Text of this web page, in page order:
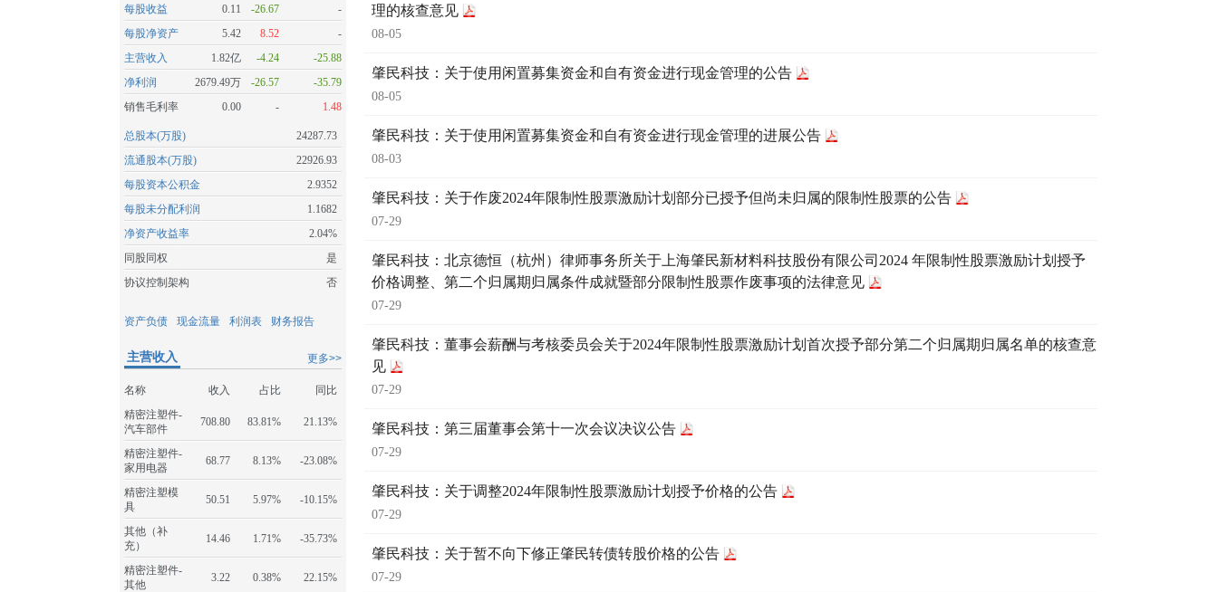
每股收益
0.11 -26.67
-
每股净资产
5.42 8.52
-
主营收入
1.82亿 -4.24
-25.88
净利润
2679.49万 -26.57
-35.79
销售毛利率
0.00 - 1.48
总股本(万股)
24287.73
流通股本(万股)
22926.93
每股资本公积金
2.9352
每股未分配利润
1.1682
净资产收益率
2.04%
同股同权
是
协议控制架构
否
资产负债 现金流量 利润表 财务报告
更多>>
主营收入
名称 收入 占比
同比
精密注塑件-
汽车部件
708.80 83.81% 21.13%
精密注塑件-
家用电器
68.77 8.13% -23.08%
精密注塑模
具
50.51 5.97% -10.15%
其他（补
充）
14.46 1.71% -35.73%
精密注塑件-
其他
3.22 0.38% 22.15%
理的核查意见
08-05
肇民科技：关于使用闲置募集资金和自有资金进行现金管理的公告
08-05
肇民科技：关于使用闲置募集资金和自有资金进行现金管理的进展公告
08-03
肇民科技：关于作废2024年限制性股票激励计划部分已授予但尚未归属的限制性股票的公告
07-29
肇民科技：北京德恒（杭州）律师事务所关于上海肇民新材料科技股份有限公司2024 年限制性股票激励计划授予
价格调整、第二个归属期归属条件成就暨部分限制性股票作废事项的法律意见
07-29
肇民科技：董事会薪酬与考核委员会关于2024年限制性股票激励计划首次授予部分第二个归属期归属名单的核查意
见
07-29
肇民科技：第三届董事会第十一次会议决议公告
07-29
肇民科技：关于调整2024年限制性股票激励计划授予价格的公告
07-29
肇民科技：关于暂不向下修正肇民转债转股价格的公告
07-29